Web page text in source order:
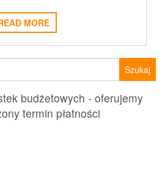
MORE
budżetowych - oferujemy
termin płatności